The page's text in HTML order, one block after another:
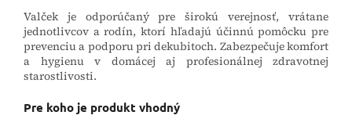
Valček je odporúčaný pre širokú verejnosť, vrátane
jednotlivcov a rodín, ktorí hľadajú účinnú pomôcku pre
prevenciu a podporu pri dekubitoch. Zabezpečuje komfort
a hygienu v domácej aj profesionálnej zdravotnej
starostlivosti.
Pre koho je produkt vhodný